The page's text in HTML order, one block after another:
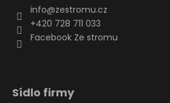
info@zestromu.cz
+420 728 711 033
Facebook Ze stromu
Sídlo firmy